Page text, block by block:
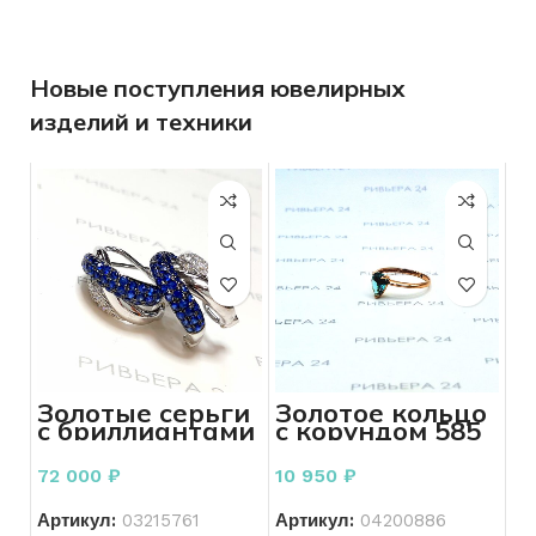
Новые поступления ювелирных
изделий и техники
Золотые серьги
с бриллиантами
585 пробы 5.50
грамм
72 000 ₽
Артикул: 03215761
Золотое кольцо
с корундом 585
проба 1.46
грамм 17 р.
10 950 ₽
Артикул: 04200886